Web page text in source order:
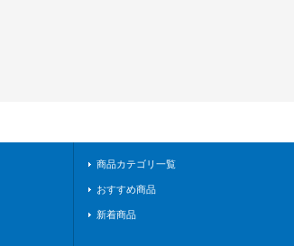
商品カテゴリ一覧
おすすめ商品
新着商品